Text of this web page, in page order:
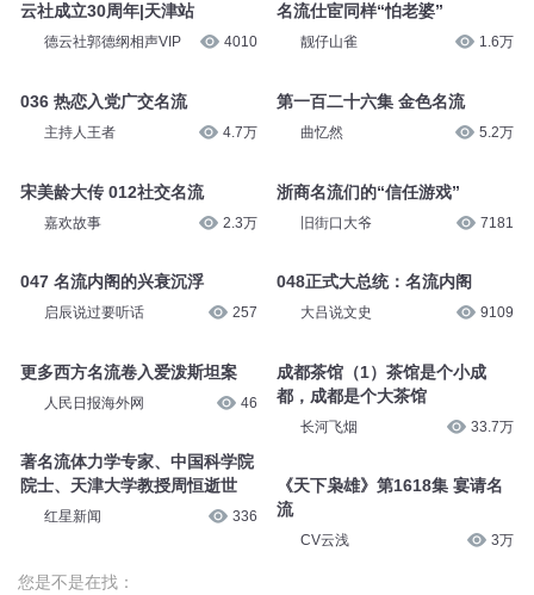
云社成立30周年|天津站
德云社郭德纲相声VIP 4010
036 热恋入党广交名流
主持人王者 4.7万
宋美龄大传 012社交名流
嘉欢故事 2.3万
047 名流内阁的兴衰沉浮
启辰说过要听话 257
更多西方名流卷入爱泼斯坦案
人民日报海外网 46
著名流体力学专家、中国科学院
院士、天津大学教授周恒逝世
红星新闻 336
名流仕宦同样“怕老婆”
靓仔山雀 1.6万
第一百二十六集 金色名流
曲忆然 5.2万
浙商名流们的“信任游戏”
旧街口大爷 7181
048正式大总统：名流内阁
大吕说文史 9109
成都茶馆（1）茶馆是个小成
都，成都是个大茶馆
长河飞烟 33.7万
《天下枭雄》第1618集 宴请名
流
CV云浅 3万
您是不是在找：